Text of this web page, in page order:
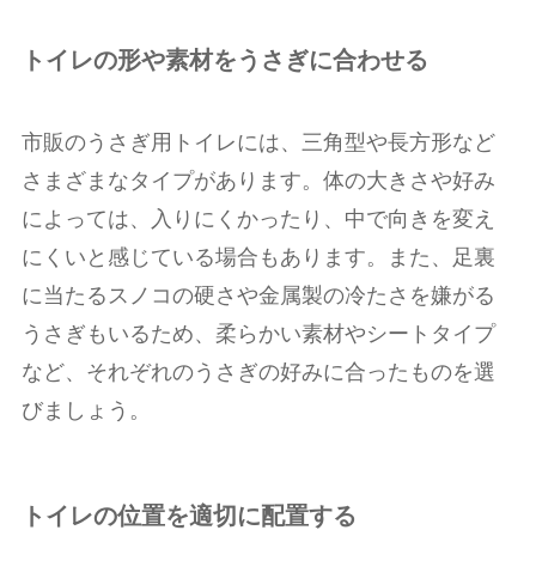
トイレの形や素材をうさぎに合わせる
市販のうさぎ用トイレには、三角型や長方形など
さまざまなタイプがあります。体の大きさや好み
によっては、入りにくかったり、中で向きを変え
にくいと感じている場合もあります。また、足裏
に当たるスノコの硬さや金属製の冷たさを嫌がる
うさぎもいるため、柔らかい素材やシートタイプ
など、それぞれのうさぎの好みに合ったものを選
びましょう。
トイレの位置を適切に配置する